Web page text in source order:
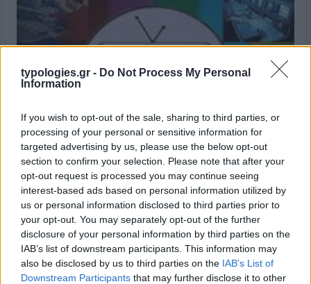
typologies.gr - Do Not Process My Personal
Information
If you wish to opt-out of the sale, sharing to third parties, or
processing of your personal or sensitive information for
targeted advertising by us, please use the below opt-out
section to confirm your selection. Please note that after your
opt-out request is processed you may continue seeing
interest-based ads based on personal information utilized by
us or personal information disclosed to third parties prior to
your opt-out. You may separately opt-out of the further
disclosure of your personal information by third parties on the
IAB’s list of downstream participants. This information may
also be disclosed by us to third parties on the IAB’s List of
Downstream Participants that may further disclose it to other
ΑΝΑΚΟΙΝΩΣΗ Ένα μεγάλο μπράβο σε όλους τους
συναδέλφους που αψήφησαν την κούραση και ήρθαν απότην
βραδινή βάρδια, μπράβο και σε όσους που παρά του ότι δεν
εργάζονταν πρωί κανόνισαν τις οικογενειακές τους
υποχρεώσεις για να συμμετάσχουν στην συγκέντρωσηνα
σταθούν μπροστά στη πύλη του OPEN στις 5 … Διαβάστε